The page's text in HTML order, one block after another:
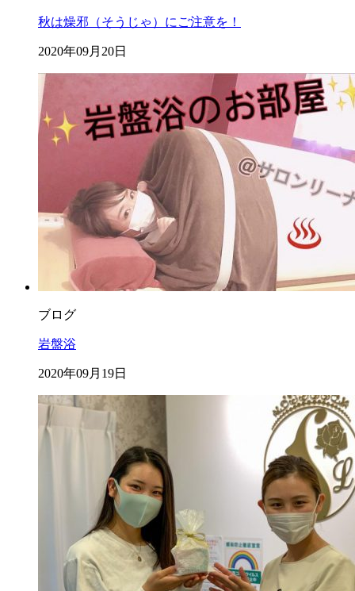
秋は燥邪（そうじゃ）にご注意を！
2020年09月20日
ブログ
岩盤浴
2020年09月19日